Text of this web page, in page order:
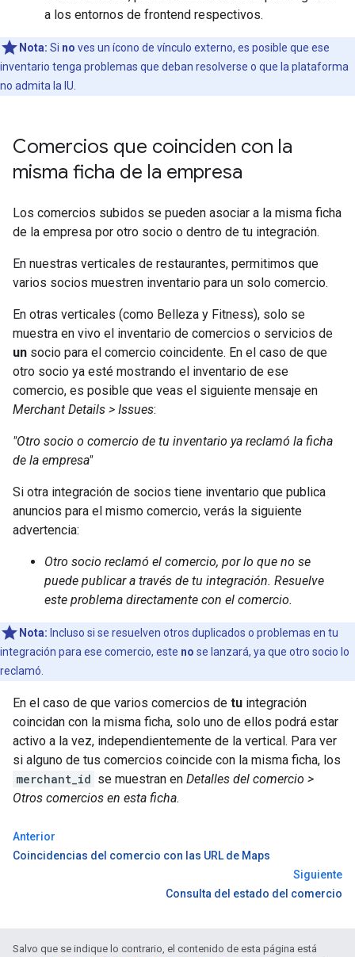
a los entornos de frontend respectivos.
Nota: Si no ves un ícono de vínculo externo, es posible que ese
inventario tenga problemas que deban resolverse o que la plataforma
no admita la IU.
Comercios que coinciden con la
misma ficha de la empresa
Los comercios subidos se pueden asociar a la misma ficha
de la empresa por otro socio o dentro de tu integración.
En nuestras verticales de restaurantes, permitimos que
varios socios muestren inventario para un solo comercio.
En otras verticales (como Belleza y Fitness), solo se
muestra en vivo el inventario de comercios o servicios de
un socio para el comercio coincidente. En el caso de que
otro socio ya esté mostrando el inventario de ese
comercio, es posible que veas el siguiente mensaje en
Merchant Details > Issues:
"Otro socio o comercio de tu inventario ya reclamó la ficha
de la empresa"
Si otra integración de socios tiene inventario que publica
anuncios para el mismo comercio, verás la siguiente
advertencia:
Otro socio reclamó el comercio, por lo que no se
puede publicar a través de tu integración. Resuelve
este problema directamente con el comercio.
Nota: Incluso si se resuelven otros duplicados o problemas en tu
integración para ese comercio, este no se lanzará, ya que otro socio lo
reclamó.
En el caso de que varios comercios de tu integración
coincidan con la misma ficha, solo uno de ellos podrá estar
activo a la vez, independientemente de la vertical. Para ver
si alguno de tus comercios coincide con la misma ficha, los
merchant_id se muestran en Detalles del comercio >
Otros comercios en esta ficha.
Anterior
Coincidencias del comercio con las URL de Maps
Siguiente
Consulta del estado del comercio
Salvo que se indique lo contrario, el contenido de esta página está